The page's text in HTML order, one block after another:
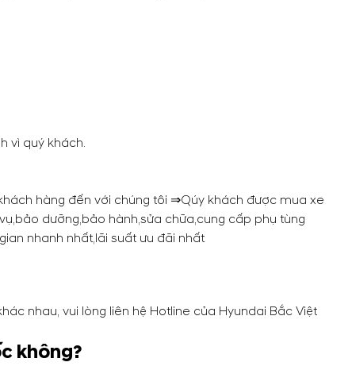
vì quý khách.
hàng đến với chúng tôi ⇒Qúy khách được mua xe
dưỡng,bảo hành,sửa chữa,cung cấp phụ tùng
nhanh nhất,lãi suất ưu đãi nhất
nhau, vui lòng liên hệ Hotline của Hyundai Bắc Việt
không?